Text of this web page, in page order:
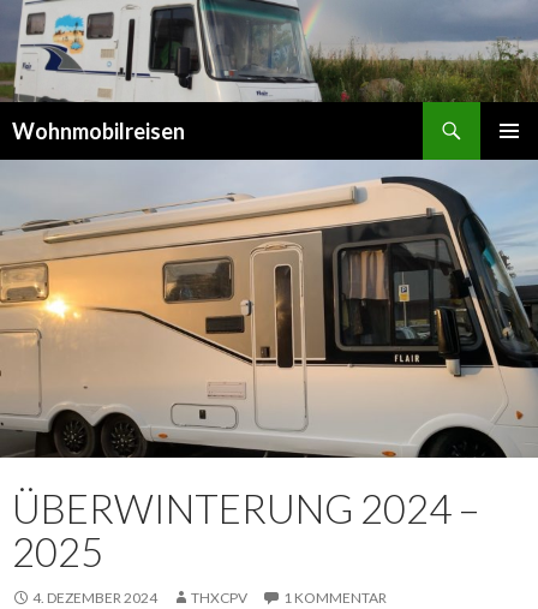
Wohnmobilreisen
ÜBERWINTERUNG 2024 –
2025
4. DEZEMBER 2024 THXCPV 1 KOMMENTAR